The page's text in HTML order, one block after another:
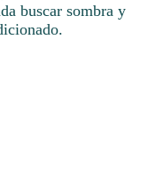
buscar sombra y